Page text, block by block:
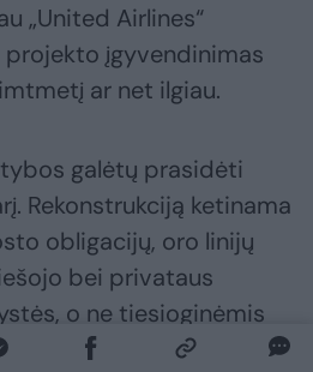
„United Airlines“
įgyvendinimas
ar net ilgiau.
galėtų prasidėti
Rekonstrukciją ketinama
obligacijų, oro linijų
bei privataus
o ne tiesioginėmis
lėšomis.